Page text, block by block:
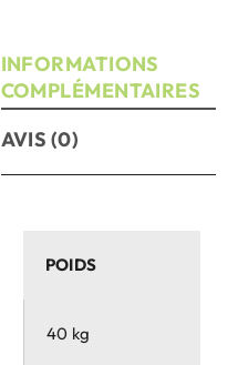
INFORMATIONS
COMPLÉMENTAIRES
AVIS (0)
POIDS
40 kg